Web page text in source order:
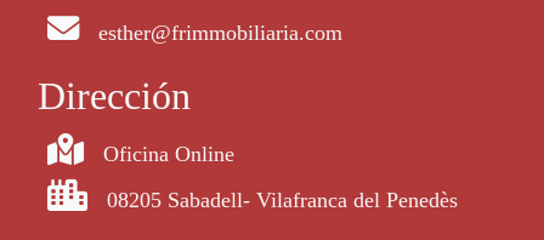
esther@frimmobiliaria.com
Dirección
Oficina Online
08205 Sabadell- Vilafranca del Penedès